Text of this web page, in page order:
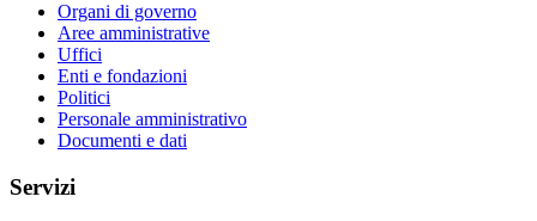
Organi di governo
Aree amministrative
Uffici
Enti e fondazioni
Politici
Personale amministrativo
Documenti e dati
Servizi